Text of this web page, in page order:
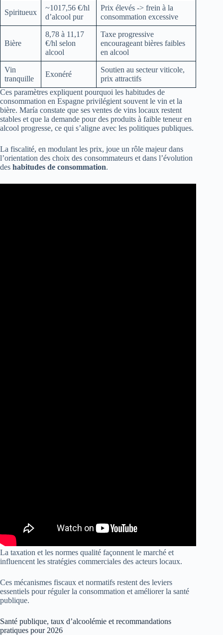
Spiritueux
~1017,56 €/hl
d’alcool pur
Prix élevés -> frein à la
consommation excessive
Bière
8,78 à 11,17
€/hl selon
alcool
Taxe progressive
encourageant bières faibles
en alcool
Vin
tranquille
Exonéré
Soutien au secteur viticole,
prix attractifs
Ces paramètres expliquent pourquoi les habitudes de
consommation en Espagne privilégient souvent le vin et la
bière. María constate que ses ventes de vins locaux restent
stables et que la demande pour des produits à faible teneur en
alcool progresse, ce qui s’aligne avec les politiques publiques.
La fiscalité, en modulant les prix, joue un rôle majeur dans
l’orientation des choix des consommateurs et dans l’évolution
des habitudes de consommation.
La taxation et les normes qualité façonnent le marché et
influencent les stratégies commerciales des acteurs locaux.
Ces mécanismes fiscaux et normatifs restent des leviers
essentiels pour réguler la consommation et améliorer la santé
publique.
Santé publique, taux d’alcoolémie et recommandations
pratiques pour 2026